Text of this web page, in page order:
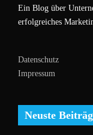
Ein Blog über
erfolgreiches
Datenschutz
Impressum
Neuste